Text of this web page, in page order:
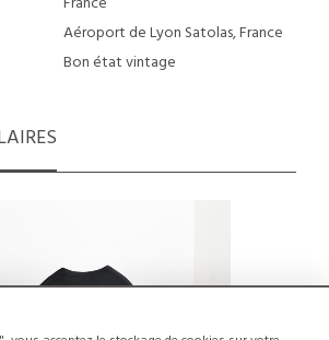
Aéroport de Lyon Satolas, France
Bon état vintage